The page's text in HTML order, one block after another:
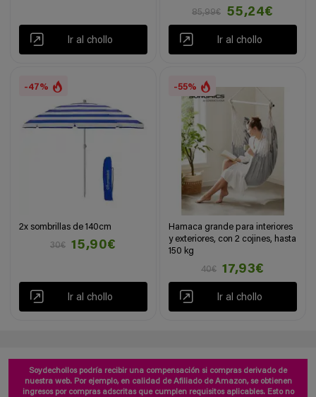
Ir al chollo
85,99€
55,24€
Ir al chollo
-47%
2x sombrillas de 140cm
30€
15,90€
Ir al chollo
-55%
Hamaca grande para interiores
y exteriores, con 2 cojines, hasta
150 kg
40€
17,93€
Ir al chollo
Soydechollos podría recibir una compensación si compras derivado de
nuestra web. Por ejemplo, en calidad de Afiliado de Amazon, se obtienen
ingresos por compras adscritas que cumplen requisitos aplicables. Esto no